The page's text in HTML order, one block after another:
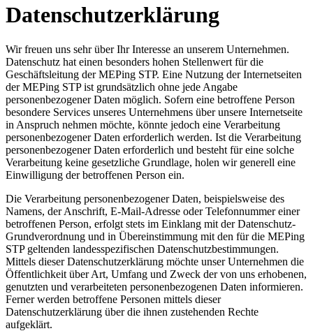
Datenschutzerklärung
Wir freuen uns sehr über Ihr Interesse an unserem Unternehmen.
Datenschutz hat einen besonders hohen Stellenwert für die
Geschäftsleitung der MEPing STP. Eine Nutzung der Internetseiten
der MEPing STP ist grundsätzlich ohne jede Angabe
personenbezogener Daten möglich. Sofern eine betroffene Person
besondere Services unseres Unternehmens über unsere Internetseite
in Anspruch nehmen möchte, könnte jedoch eine Verarbeitung
personenbezogener Daten erforderlich werden. Ist die Verarbeitung
personenbezogener Daten erforderlich und besteht für eine solche
Verarbeitung keine gesetzliche Grundlage, holen wir generell eine
Einwilligung der betroffenen Person ein.
Die Verarbeitung personenbezogener Daten, beispielsweise des
Namens, der Anschrift, E-Mail-Adresse oder Telefonnummer einer
betroffenen Person, erfolgt stets im Einklang mit der Datenschutz-
Grundverordnung und in Übereinstimmung mit den für die MEPing
STP geltenden landesspezifischen Datenschutzbestimmungen.
Mittels dieser Datenschutzerklärung möchte unser Unternehmen die
Öffentlichkeit über Art, Umfang und Zweck der von uns erhobenen,
genutzten und verarbeiteten personenbezogenen Daten informieren.
Ferner werden betroffene Personen mittels dieser
Datenschutzerklärung über die ihnen zustehenden Rechte
aufgeklärt.